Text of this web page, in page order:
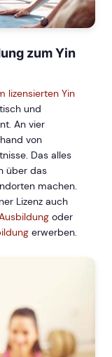
zum Yin
lizensierten Yin
und
An vier
von
Das alles
über das
machen.
Lizenz auch
oder
erwerben.